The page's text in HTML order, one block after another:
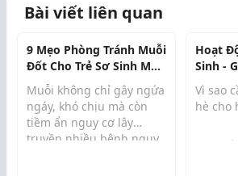
Bài viết liên quan
9 Mẹo Phòng Tránh Muỗi
Đốt Cho Trẻ Sơ Sinh Mùa
Muỗi không chỉ gây ngứa
ngáy, khó chịu mà còn
tiềm ẩn nguy cơ lây
truyền nhiều bệnh nguy
Hoạt
Sinh -
Bổ Ích
Vì sao
hè cho
Sau